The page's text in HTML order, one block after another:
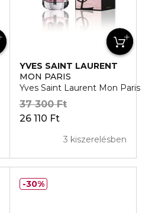
YVES SAINT LAURENT
MON PARIS
Yves Saint Laurent Mon
26 110 Ft
37 300 Ft
3 kiszerelésben
30%